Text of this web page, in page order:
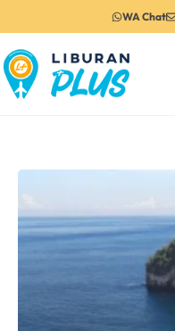
ke
isi
WA Chat